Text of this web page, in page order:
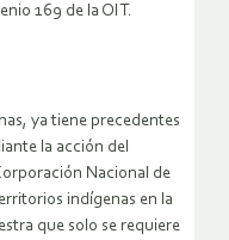
169 de la OIT.
ya tiene precedentes
la acción del
Nacional de
indígenas en la
que solo se requiere